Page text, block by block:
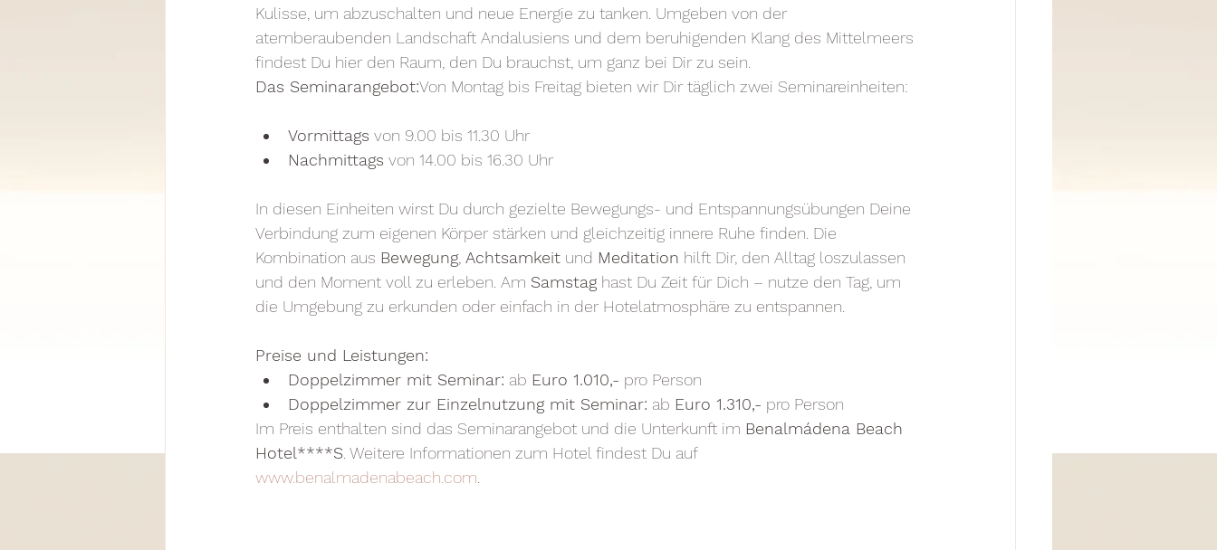
Kulisse, um abzuschalten und neue Energie zu tanken. Umgeben von der
atemberaubenden Landschaft Andalusiens und dem beruhigenden Klang des Mittelmeers
findest Du hier den Raum, den Du brauchst, um ganz bei Dir zu sein.
Das Seminarangebot:Von Montag bis Freitag bieten wir Dir täglich zwei Seminareinheiten:
Vormittags von 9.00 bis 11.30 Uhr
Nachmittags von 14.00 bis 16.30 Uhr
In diesen Einheiten wirst Du durch gezielte Bewegungs- und Entspannungsübungen Deine
Verbindung zum eigenen Körper stärken und gleichzeitig innere Ruhe finden. Die
Kombination aus Bewegung, Achtsamkeit und Meditation hilft Dir, den Alltag loszulassen
und den Moment voll zu erleben. Am Samstag hast Du Zeit für Dich – nutze den Tag, um
die Umgebung zu erkunden oder einfach in der Hotelatmosphäre zu entspannen.
Preise und Leistungen:
Doppelzimmer mit Seminar: ab Euro 1.010,- pro Person
Doppelzimmer zur Einzelnutzung mit Seminar: ab Euro 1.310,- pro Person
Im Preis enthalten sind das Seminarangebot und die Unterkunft im Benalmádena Beach
Hotel****S . Weitere Informationen zum Hotel findest Du auf
www.benalmadenabeach.com